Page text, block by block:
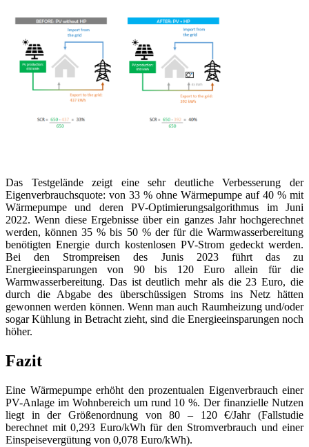
Das Testgelände zeigt eine sehr deutliche Verbesserung der
Eigenverbrauchsquote: von 33 % ohne Wärmepumpe auf 40 % mit
Wärmepumpe und deren PV-Optimierungsalgorithmus im Juni
2022. Wenn diese Ergebnisse über ein ganzes Jahr hochgerechnet
werden, können 35 % bis 50 % der für die Warmwasserbereitung
benötigten Energie durch kostenlosen PV-Strom gedeckt werden.
Bei den Strompreisen des Junis 2023 führt das zu
Energieeinsparungen von 90 bis 120 Euro allein für die
Warmwasserbereitung. Das ist deutlich mehr als die 23 Euro, die
durch die Abgabe des überschüssigen Stroms ins Netz hätten
gewonnen werden können. Wenn man auch Raumheizung und/oder
sogar Kühlung in Betracht zieht, sind die Energieeinsparungen noch
höher.
Fazit
Eine Wärmepumpe erhöht den prozentualen Eigenverbrauch einer
PV-Anlage im Wohnbereich um rund 10 %. Der finanzielle Nutzen
liegt in der Größenordnung von 80 – 120 €/Jahr (Fallstudie
berechnet mit 0,293 Euro/kWh für den Stromverbrauch und einer
Einspeisevergütung von 0,078 Euro/kWh).